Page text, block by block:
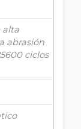
alta
abrasión
ciclos